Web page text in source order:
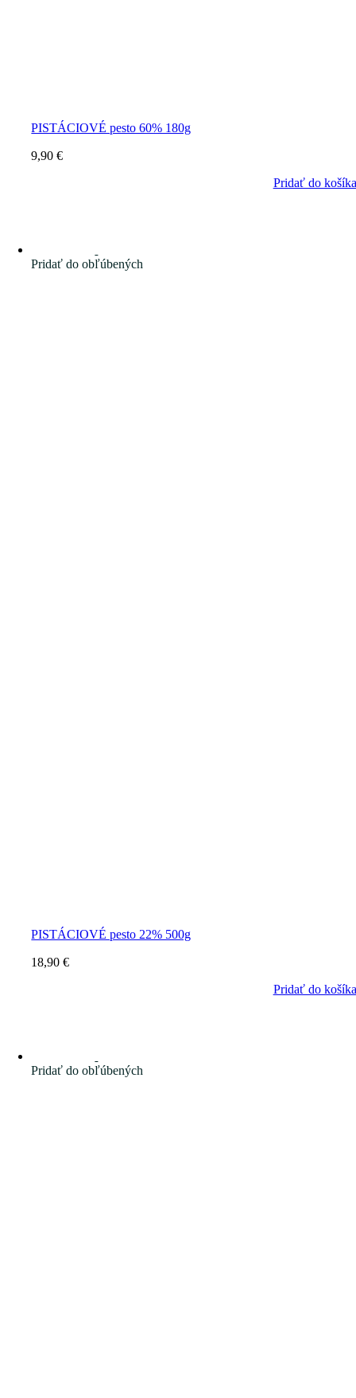
PISTÁCIOVÉ pesto 60% 180g
9,90€
Pridať do košíka
Pridať do obľúbených
PISTÁCIOVÉ pesto 22% 500g
18,90€
Pridať do košíka
Pridať do obľúbených